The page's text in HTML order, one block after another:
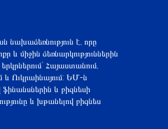
նախաձեռնություն է, որը
և միջին ձեռնարկություններին
Հայաստանում,
և Ուկրաինայում: ԵՄ-ն
և բիզնեսի
և խթանելով բիզնես